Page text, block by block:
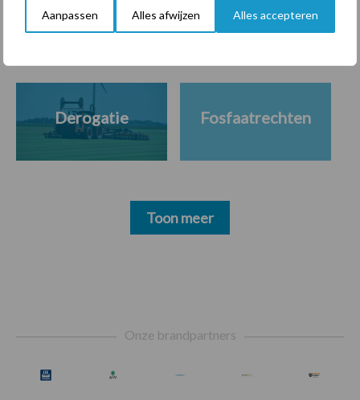
Aanpassen Alles afwijzen Alles accepteren
Diergezondheid Bemesting Fokkerij
Derogatie Fosfaatrechten
Toon meer
Onze brandpartners